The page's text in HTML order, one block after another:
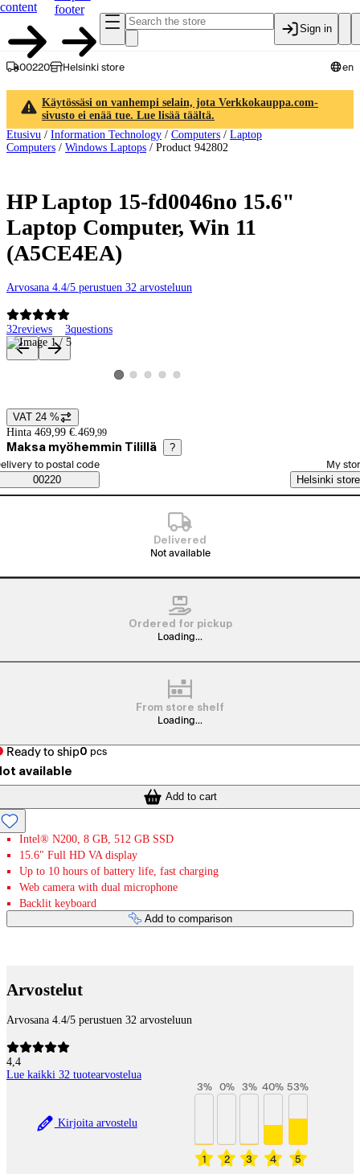
content
footer
Sign in
00220 Helsinki store en
Käytössäsi on vanhempi selain, jota Verkkokauppa.com-
sivusto ei enää tue. Lue lisää täältä.
Etusivu / Information Technology / Computers / Laptop
Computers / Windows Laptops / Product 942802
HP Laptop 15-fd0046no 15.6"
Laptop Computer, Win 11
(A5CE4EA)
Arvosana 4.4/5 perustuen 32 arvosteluun
32reviews 3questions
Product images and videos
View product image 1
View product image 2
View product image 3
View product image 4
View product image 5
Price details
VAT 24 %
Hinta 469,99 €. 469,99
Maksa myöhemmin Tilillä ?
Saatavuustiedot
order method
to postal code
00220
My
Helsinki store
Delivered
Not available
Ordered for pickup
Loading...
From store shelf
Loading...
Ready to ship0 pcs
available
Add to cart
Intel® N200, 8 GB, 512 GB SSD
15.6" Full HD VA display
Up to 10 hours of battery life, fast charging
Web camera with dual microphone
Backlit keyboard
Add to comparison
Arvostelut
Arvosana 4.4/5 perustuen 32 arvosteluun
4,4
Lue kaikki 32 tuotearvostelua
Kirjoita arvostelu
1
3%
2
0%
3
3%
4
40%
5
53%